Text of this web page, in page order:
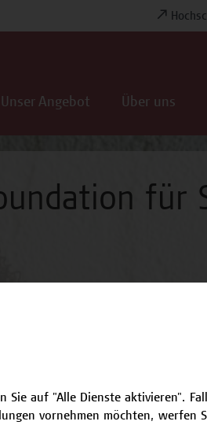
Unser Angebot Über uns
für
Beschreibung
Sie auf "Alle Dienste aktivieren".
vornehmen möchten, werfen